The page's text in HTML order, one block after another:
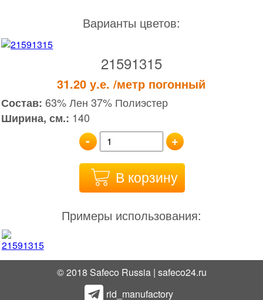
Варианты цветов:
21591315
31.20у.е. /метр погонный
Состав: 63% Лен 37% Полиэстер
Ширина, см.: 140
- +
В корзину
Примеры использования:
© 2018 Safeco Russia | safeco24.ru
rid_manufactory